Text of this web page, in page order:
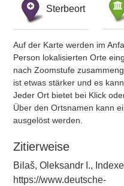
Sterbeort
Auf der Karte werden im
Person lokalisierten Orte
nach Zoomstufe
ist etwas stärker und es
Jeder Ort bietet bei Klick
Über den Ortsnamen kann
ausgelöst werden.
Zitierweise
Bilaš, Oleksandr I.,
https://www.deutsche-